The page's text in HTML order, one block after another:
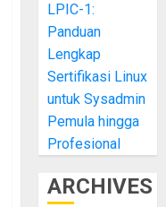
LPIC-1:
Panduan
Lengkap
Sertifikasi Linux
untuk Sysadmin
Pemula hingga
Profesional
ARCHIVES